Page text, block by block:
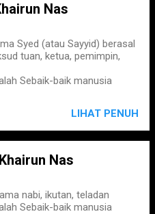
Nas
Syed (atau Sayyid) berasal
tuan, ketua, pemimpin,
Sebaik-baik manusia
LIHAT PENUH
Nas
nabi, ikutan, teladan
Sebaik-baik manusia